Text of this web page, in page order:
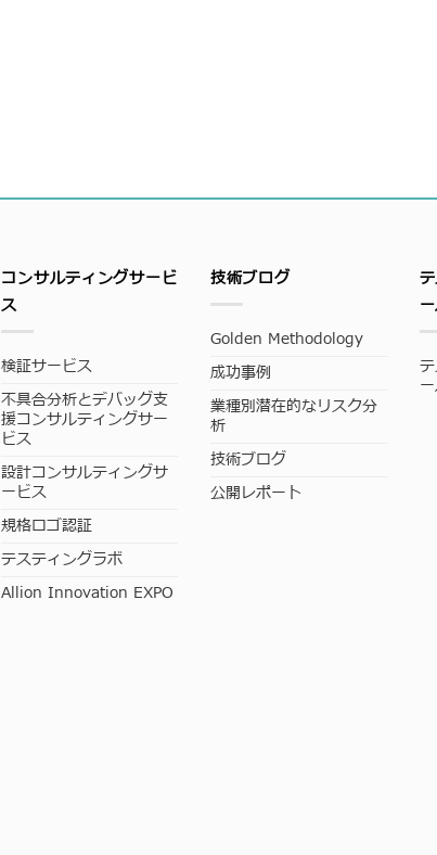
コンサルティングサービ
ス
検証サービス
不具合分析とデバッグ支
援コンサルティングサー
ビス
設計コンサルティングサ
ービス
規格ロゴ認証
テスティングラボ
Allion Innovation EXPO
技術ブログ
Golden Methodology
成功事例
業種別潜在的なリスク分
析
技術ブログ
公開レポート